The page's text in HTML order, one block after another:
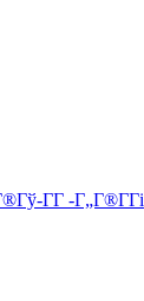
Г­Г -Г„Г®Г­Гі